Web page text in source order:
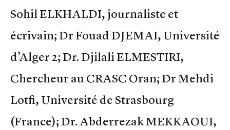
Sohil ELKHALDI, journaliste et
écrivain; Dr Fouad DJEMAI, Université
d’Alger 2; Dr. Djilali ELMESTIRI,
Chercheur au CRASC Oran; Dr Mehdi
Lotfi, Université de Strasbourg
(France); Dr. Abderrezak MEKKAOUI,